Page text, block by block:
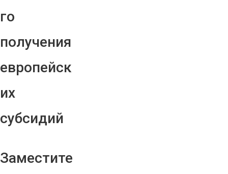
го
получения
европейск
их
субсидий
Заместите